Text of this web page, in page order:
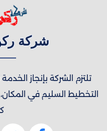
شركة
تلتزم الشركة بإنجاز
التخطيط السليم في